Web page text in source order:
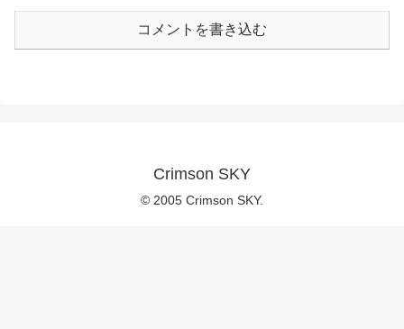
コメントを書き込む
Crimson SKY
© 2005 Crimson SKY.